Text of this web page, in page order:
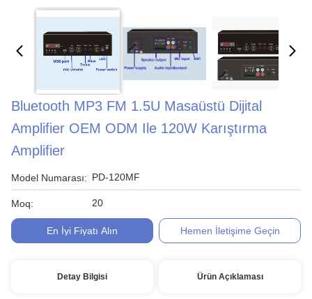
Bluetooth MP3 FM 1.5U Masaüstü Dijital
Amplifier OEM ODM Ile 120W Karıştırma
Amplifier
Model Numarası: PD-120MF
Moq: 20
En İyi Fiyatı Alın Hemen İletişime Geçin
Detay Bilgisi Ürün Açıklaması